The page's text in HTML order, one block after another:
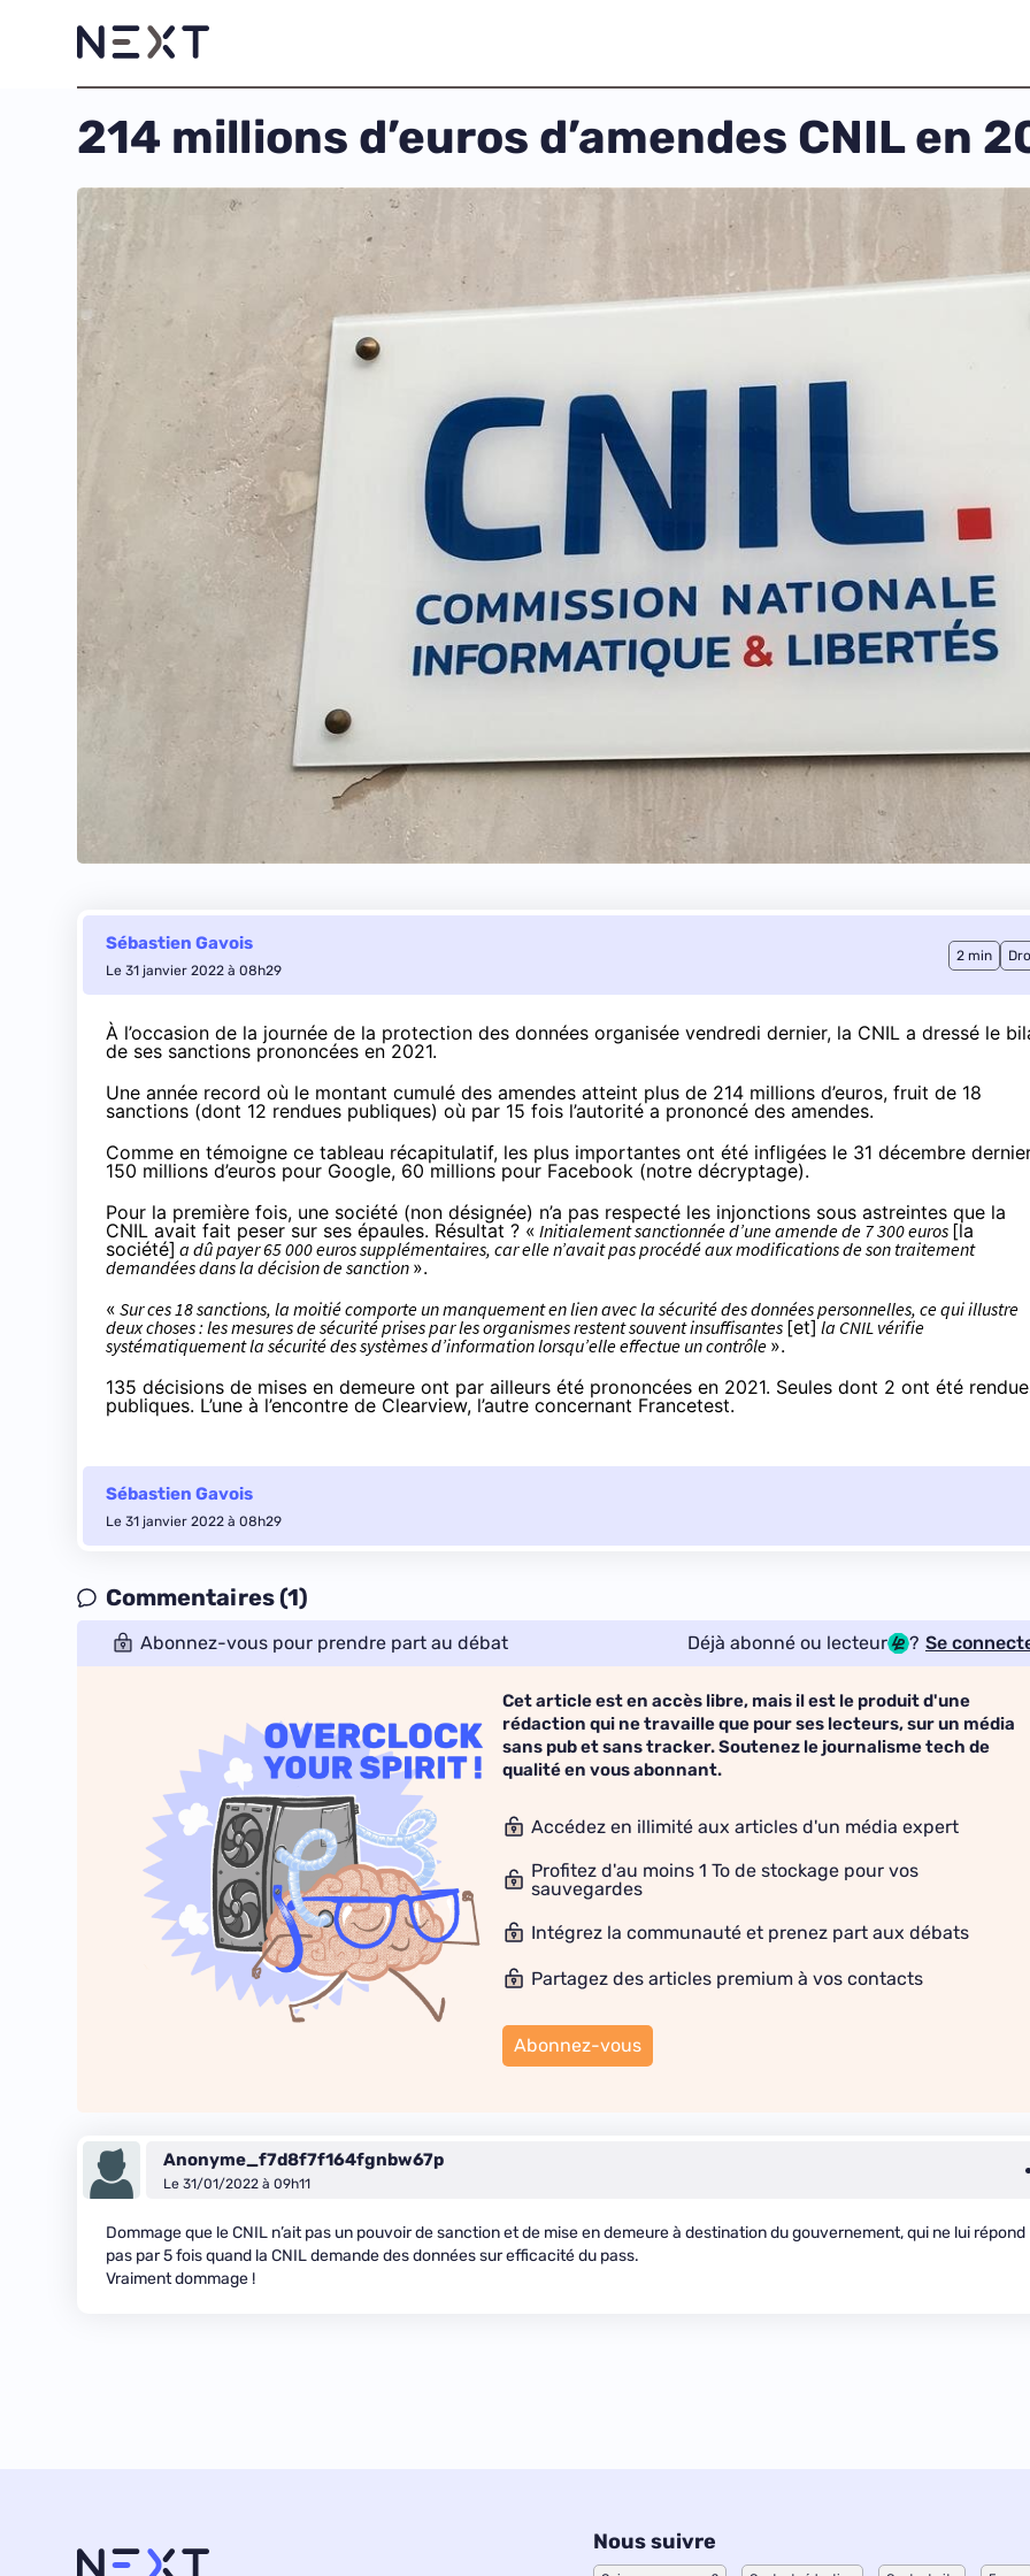
214 millions d’euros d’amendes CNIL en
Sébastien Gavois
Le 31 janvier 2022 à 08h29
2 min
À l’occasion de la journée de la protection des données organisée vendredi dernier, la CNIL a dressé le
de ses sanctions prononcées en 2021.
Une année record où le montant cumulé des amendes atteint plus de 214 millions d’euros, fruit de 18
sanctions (dont 12 rendues publiques) où par 15 fois l’autorité a prononcé des amendes.
Comme en témoigne ce tableau récapitulatif, les plus importantes ont été infligées le 31 décembre
150 millions d’euros pour Google, 60 millions pour Facebook (notre décryptage).
Pour la première fois, une société (non désignée) n’a pas respecté les injonctions sous astreintes que la
CNIL avait fait peser sur ses épaules. Résultat ? « Initialement sanctionnée d’une amende de 7 300 euros [la
société] a dû payer 65 000 euros supplémentaires, car elle n’avait pas procédé aux modifications de son traitement
demandées dans la décision de sanction ».
« Sur ces 18 sanctions, la moitié comporte un manquement en lien avec la sécurité des données personnelles, ce qui illustre
deux choses : les mesures de sécurité prises par les organismes restent souvent insuffisantes [et] la CNIL vérifie
systématiquement la sécurité des systèmes d’information lorsqu’elle effectue un contrôle ».
135 décisions de mises en demeure ont par ailleurs été prononcées en 2021. Seules dont 2 ont été
publiques. L’une à l’encontre de Clearview, l’autre concernant Francetest.
Sébastien Gavois
Le 31 janvier 2022 à 08h29
Commentaires (1)
Abonnez-vous pour prendre part au débat Déjà abonné ou lecteur ? Se
Cet article est en accès libre, mais il est le produit d'une
rédaction qui ne travaille que pour ses lecteurs, sur un média
sans pub et sans tracker. Soutenez le journalisme tech de
qualité en vous abonnant.
Accédez en illimité aux articles d'un média expert
Profitez d'au moins 1 To de stockage pour vos
sauvegardes
Intégrez la communauté et prenez part aux débats
Partagez des articles premium à vos contacts
Abonnez-vous
Anonyme_f7d8f7f164fgnbw67p
Le 31/01/2022 à 09h11
Dommage que le CNIL n’ait pas un pouvoir de sanction et de mise en demeure à destination du gouvernement, qui ne lui répond
pas par 5 fois quand la CNIL demande des données sur efficacité du pass.
Vraiment dommage !
Nous suivre